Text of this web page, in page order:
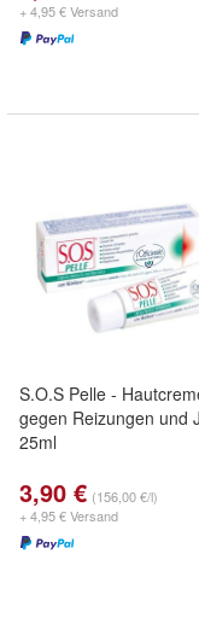
+ 4,95 € Versand
S.O.S Pelle -
gegen Reizungen und
25ml
3,90 € (156,00 €/l)
+ 4,95 € Versand